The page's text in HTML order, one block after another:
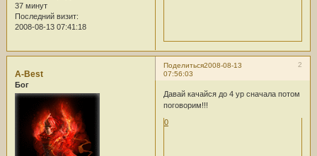
37 минут
Последний визит:
2008-08-13 07:41:18
Поделиться 2
2008-08-13
07:56:03
A-Best
Бог
Давай качайся до 4 ур сначала потом
поговорим!!!
0